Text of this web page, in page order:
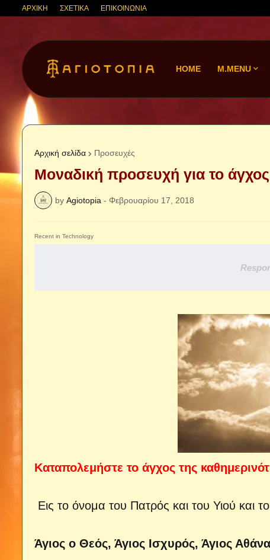
ΑΡΧΙΚΗ ΣΧΕΤΙΚΑ ΕΠΙΚΟΙΝΩΝΙΑ
HOME M.MENU
Αρχική σελίδα Προσευχές
Μοναδική προσευχή για το άγχος
by Agiotopia - Φεβρουαρίου 17, 2018
Recent in Technology
Καταπολεμήστε το άγχος της
Εις το όνομα του Πατρός και του Υιού και
Άγιος ο Θεός, Άγιος Ισχυρός, Άγιος